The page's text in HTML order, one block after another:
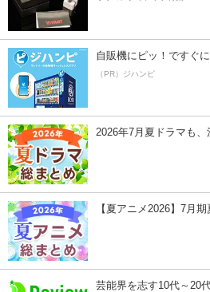
自販機にピッ！ですぐ
（PR）ジハンピ
2026年7月夏ドラマも
【夏アニメ2026】7月
芸能界を志す10代～20